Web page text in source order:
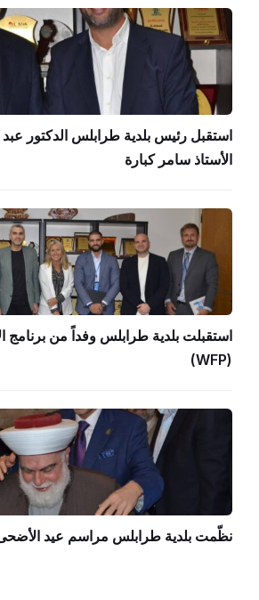
استقبل رئيس بلدية طرابلس الدكتور عبد
الأستاذ سامر كبارة
استقبلت بلدية طرابلس وفداً من برنامج
(WFP)
نظّمت بلدية طرابلس مراسم عيد